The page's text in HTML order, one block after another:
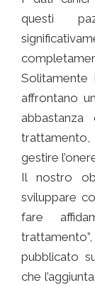
questi
Solitamente
affrontano
gestire
Il nostro
sviluppare
fare
pubblicato
che